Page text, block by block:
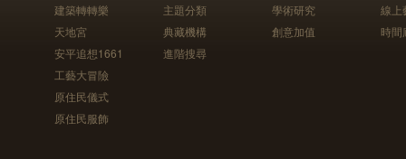
建築轉轉樂
天地宮
安平追想1661
工藝大冒險
原住民儀式
原住民服飾
主題分類
典藏機構
進階搜尋
學術研究
創意加值
線上
時間